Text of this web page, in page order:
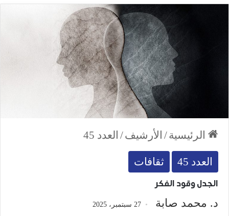
الرئيسية/ الأرشيف/ العدد 45
العدد 45 ثقافات
الجدل وقود الفكر
د. محمد صابة 27 سبتمبر، 2025